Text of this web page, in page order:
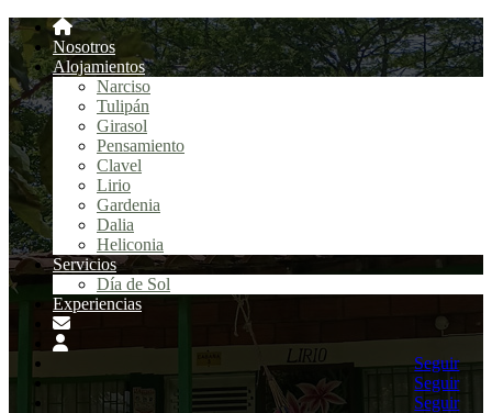
Nosotros
Alojamientos
Narciso
Tulipán
Girasol
Pensamiento
Clavel
Lirio
Gardenia
Dalia
Heliconia
Servicios
Día de Sol
Experiencias
Seguir
Seguir
Seguir